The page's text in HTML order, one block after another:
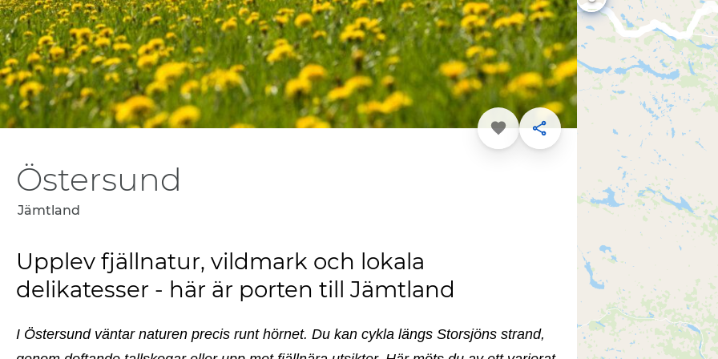
Favorit Dela
Östersund
Jämtland
Upplev fjällnatur, vildmark och lokala
delikatesser - här är porten till Jämtland
I Östersund väntar naturen precis runt hörnet. Du kan cykla längs Storsjöns strand,